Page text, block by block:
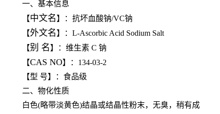
一、基本信息
【中文名】：抗坏血酸钠/VC钠
【外文名】：L-Ascorbic Acid Sodium Salt
【别 名】：维生素 C 钠
【CAS NO】：134-03-2
【型 号】：食品级
二、物化性质
白色(略带淡黄色)结晶或结晶性粉末，无臭，稍有成